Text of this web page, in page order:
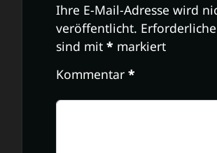
Ihre E-Mail-Adresse wird
veröffentlicht.
sind mit * markiert
Kommentar *